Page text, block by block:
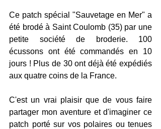
Ce patch spécial "Sauvetage en Mer" a
été brodé à Saint Coulomb (35) par une
petite société de broderie. 100
écussons ont été commandés en 10
jours ! Plus de 30 ont déjà été expédiés
aux quatre coins de la France.
C'est un vrai plaisir que de vous faire
partager mon aventure et d'imaginer ce
patch porté sur vos polaires ou tenues